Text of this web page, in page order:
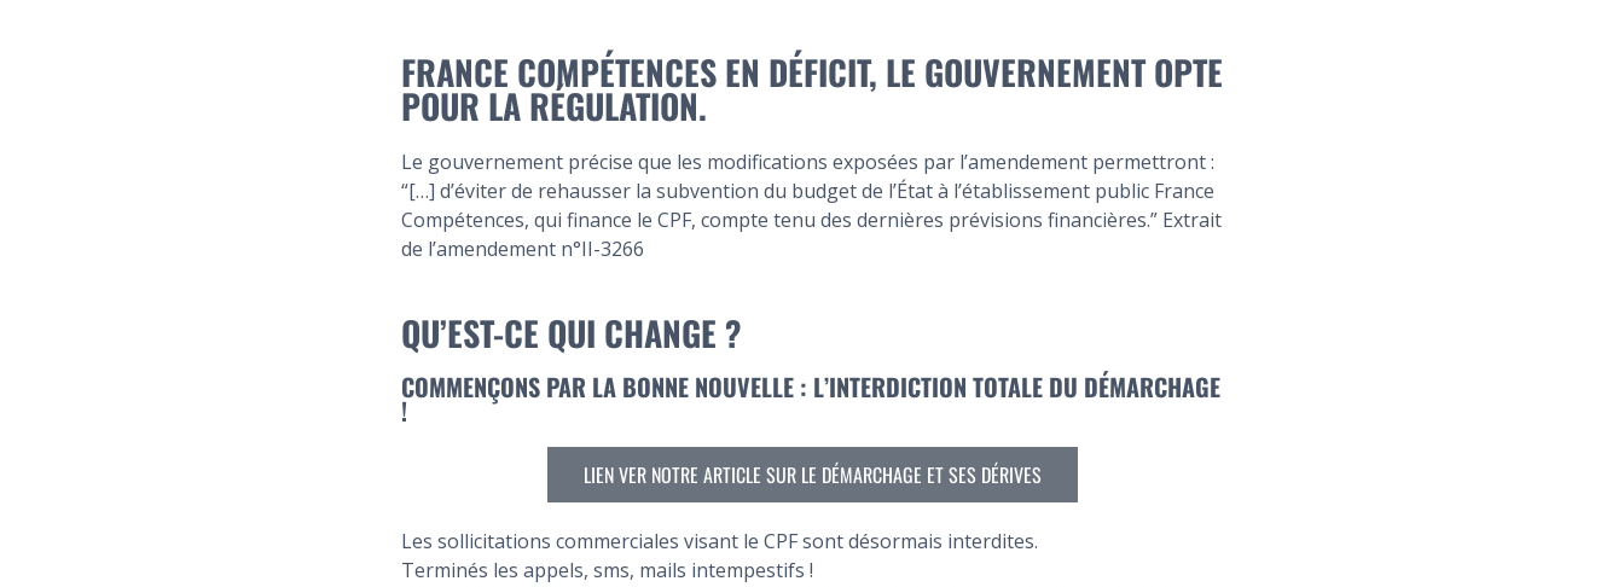
FRANCE COMPÉTENCES EN DÉFICIT, LE GOUVERNEMENT OPTE
POUR LA RÉGULATION.
Le gouvernement précise que les modifications exposées par l’amendement permettront :
“[…] d’éviter de rehausser la subvention du budget de l’État à l’établissement public France
Compétences, qui finance le CPF, compte tenu des dernières prévisions financières.” Extrait
de l’amendement n°II-3266
QU’EST-CE QUI CHANGE ?
COMMENÇONS PAR LA BONNE NOUVELLE : L’INTERDICTION TOTALE DU DÉMARCHAGE
!
LIEN VER NOTRE ARTICLE SUR LE DÉMARCHAGE ET SES DÉRIVES
Les sollicitations commerciales visant le CPF sont désormais interdites.
Terminés les appels, sms, mails intempestifs !